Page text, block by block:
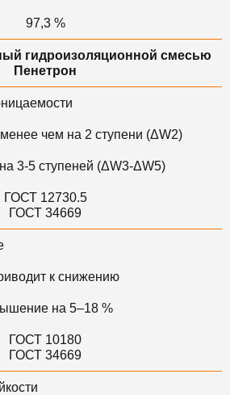
97,3 %
гидроизоляционной смесью
Пенетрон
чем на 2 ступени (ΔW2)
3-5 ступеней (ΔW3-ΔW5)
ГОСТ 12730.5
ГОСТ 34669
к снижению
на 5–18 %
ГОСТ 10180
ГОСТ 34669